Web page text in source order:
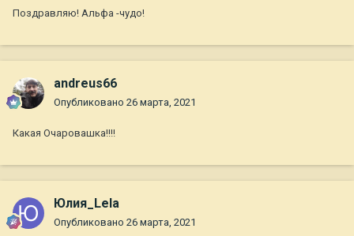
Поздравляю! Альфа -чудо!
andreus66
Опубликовано 26 марта, 2021
Какая Очаровашка!!!!
Юлия_Lela
Опубликовано 26 марта, 2021